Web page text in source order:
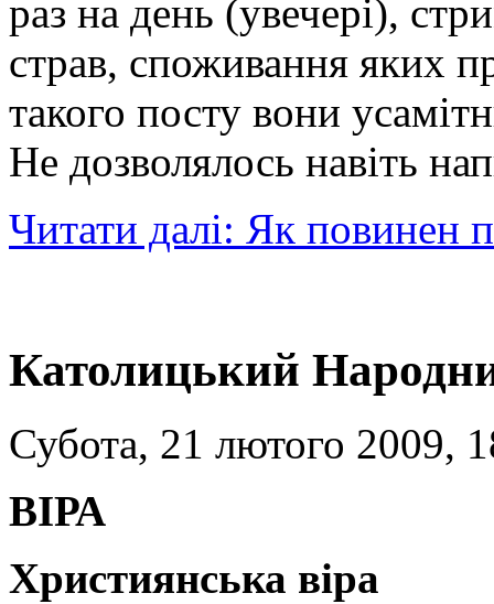
раз на день (увечері),
страв, споживання яких
такого посту вони
Не дозволялось навіть
Читати далі: Як повинен
Католицький
Субота, 21 лютого 2009,
ВІРА
Християнська віра